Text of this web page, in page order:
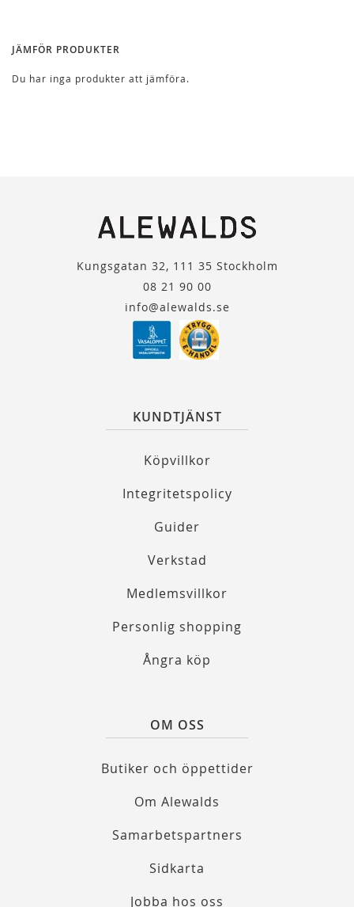
JÄMFÖR PRODUKTER
Du har inga produkter att jämföra.
Kungsgatan 32, 111 35 Stockholm
08 21 90 00
info@alewalds.se
KUNDTJÄNST
Köpvillkor
Integritetspolicy
Guider
Verkstad
Medlemsvillkor
Personlig shopping
Ångra köp
OM OSS
Butiker och öppettider
Om Alewalds
Samarbetspartners
Sidkarta
Jobba hos oss